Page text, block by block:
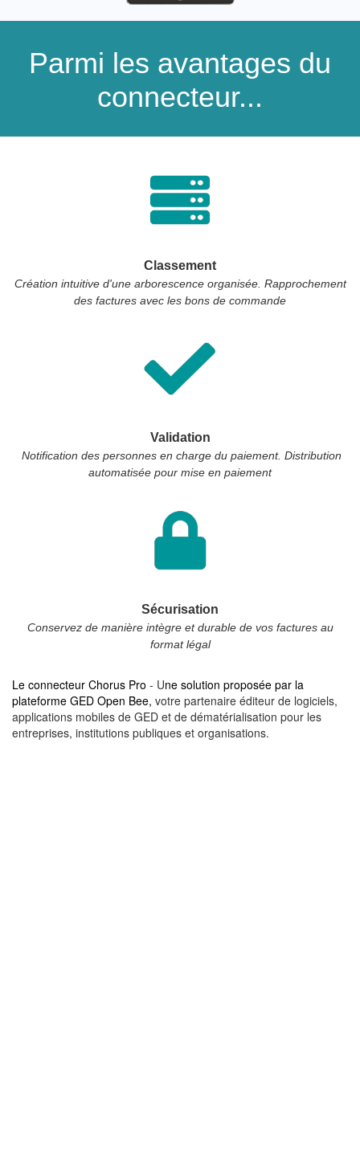
Parmi les avantages du
connecteur...
Classement
Création intuitive d'une arborescence organisée. Rapprochement
des factures avec les bons de commande
Validation
Notification des personnes en charge du paiement. Distribution
automatisée pour mise en paiement
Sécurisation
Conservez de manière intègre et durable de vos factures au
format légal
Le connecteur Chorus Pro - Une solution proposée par la
plateforme GED Open Bee, votre partenaire éditeur de logiciels,
applications mobiles de GED et de dématérialisation pour les
entreprises, institutions publiques et organisations.